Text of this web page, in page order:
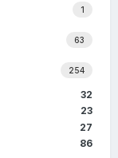
1
63
254
32
23
27
86